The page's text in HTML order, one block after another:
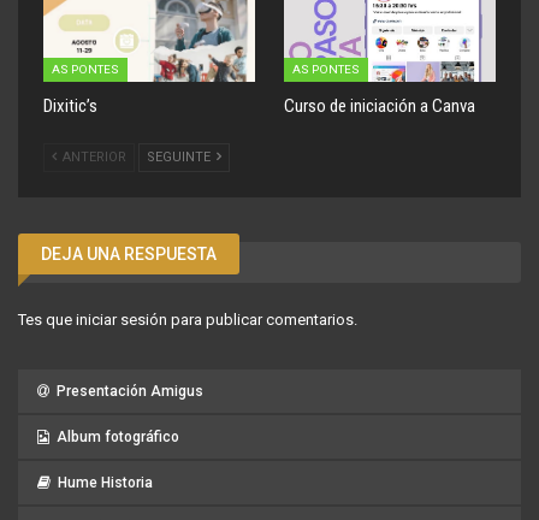
AS PONTES
Dixitic’s
AS PONTES
Curso de iniciación a Canva
ANTERIOR SEGUINTE
DEJA UNA RESPUESTA
Tes que iniciar sesión para publicar comentarios.
Presentación Amigus
Album fotográfico
Hume Historia